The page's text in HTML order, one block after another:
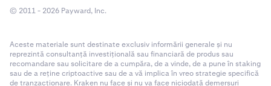
© 2011 - 2026 Payward, Inc.
Aceste materiale sunt destinate exclusiv informării generale și nu
reprezintă consultanță investițională sau financiară de produs sau
recomandare sau solicitare de a cumpăra, de a vinde, de a pune în staking
sau de a reține criptoactive sau de a vă implica în vreo strategie specifică
de tranzacționare. Kraken nu face și nu va face niciodată demersuri